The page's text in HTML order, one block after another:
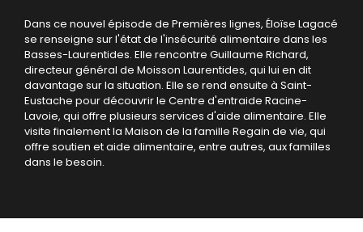
Dans ce nouvel épisode de Premières lignes, Éloïse Lagacé
se renseigne sur l'état de l'insécurité alimentaire dans les
Basses-Laurentides. Elle rencontre Guillaume Richard,
directeur général de Moisson Laurentides, qui lui en dit
davantage sur la situation. Elle se rend ensuite à Saint-
Eustache pour découvrir le Centre d'entraide Racine-
Lavoie, qui offre plusieurs services d'aide alimentaire. Elle
visite finalement la Maison de la famille Regain de vie, qui
offre soutien et aide alimentaire, entre autres, aux familles
dans le besoin.